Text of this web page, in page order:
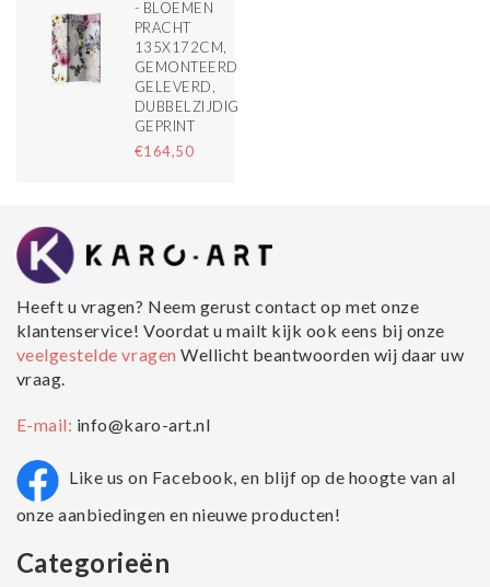
- BLOEMEN
PRACHT
135X172CM,
GEMONTEERD
GELEVERD,
DUBBELZIJDIG
GEPRINT
€164,50
Heeft u vragen? Neem gerust contact op met onze
klantenservice! Voordat u mailt kijk ook eens bij onze
veelgestelde vragenWellicht beantwoorden wij daar uw
vraag.
E-mail: info@karo-art.nl
Like us on Facebook, en blijf op de hoogte van al
onze aanbiedingen en nieuwe producten!
Categorieën